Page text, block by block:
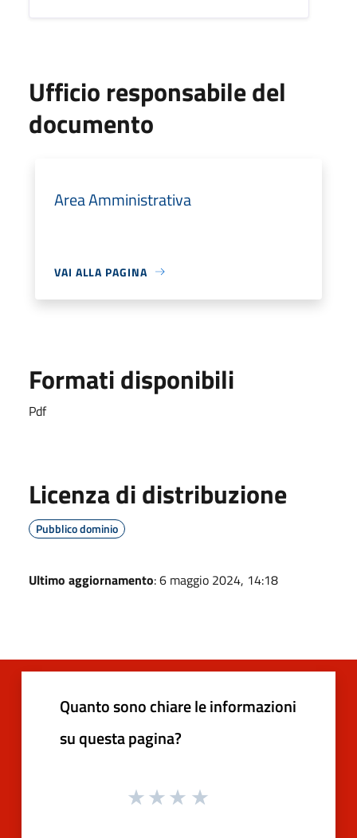
Ufficio responsabile del
documento
Area Amministrativa
VAI ALLA PAGINA
Formati disponibili
Pdf
Licenza di distribuzione
Pubblico dominio
Ultimo aggiornamento: 6 maggio 2024, 14:18
Quanto sono chiare le informazioni
su questa pagina?